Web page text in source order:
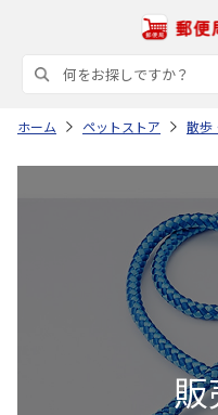
ホーム ペットストア 散歩